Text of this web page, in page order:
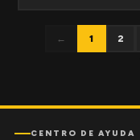
← 1 2
CENTRO DE AYUDA